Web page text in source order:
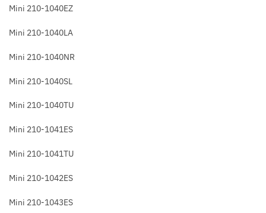
Mini 210-1040EZ
Mini 210-1040LA
Mini 210-1040NR
Mini 210-1040SL
Mini 210-1040TU
Mini 210-1041ES
Mini 210-1041TU
Mini 210-1042ES
Mini 210-1043ES